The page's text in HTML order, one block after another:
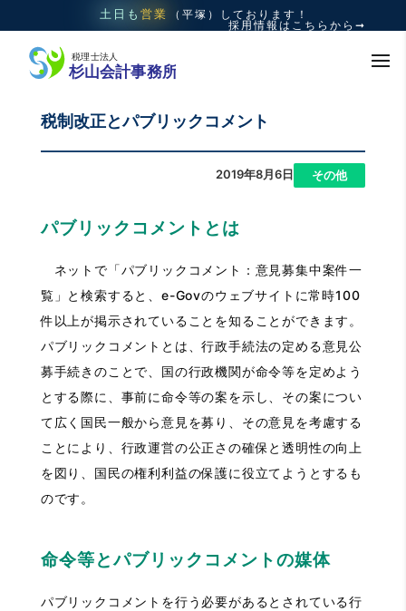
土日も 営業 （平塚）
しております！
採用情報はこちらから➞
税制改正とパブリックコメント
2019年8月6日 その他
パブリックコメントとは
ネットで「パブリックコメント：意見募集中案件一
覧」と検索すると、e-Govのウェブサイトに常時100
件以上が掲示されていることを知ることができます。
パブリックコメントとは、行政手続法の定める意見公
募手続きのことで、国の行政機関が命令等を定めよう
とする際に、事前に命令等の案を示し、その案につい
て広く国民一般から意見を募り、その意見を考慮する
ことにより、行政運営の公正さの確保と透明性の向上
を図り、国民の権利利益の保護に役立てようとするも
のです。
命令等とパブリックコメントの媒体
パブリックコメントを行う必要があるとされている行